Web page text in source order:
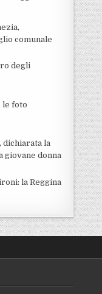
comunale
degli
le foto
dichiarata la
giovane donna
la Reggina